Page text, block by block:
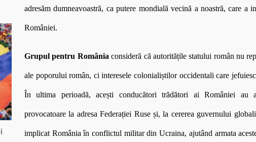
adresăm dumneavoastră, ca putere mondială vecină a noastră, care a
României.
Grupul pentru România consideră că autoritățile statului român nu
ale poporului român, ci interesele colonialiștilor occidentali care
În ultima perioadă, acești conducători trădători ai României au
provocatoare la adresa Federației Ruse și, la cererea guvernului
implicat România în conflictul militar din Ucraina, ajutând armata